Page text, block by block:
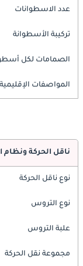
عدد الاسطوانات
تركيبة الأسطوانة
الصمامات لكل
المواصفات الإقليمية
ناقل الحركة ونظام
نوع ناقل الحركة
نوع التروس
علبة التروس
مجموعة نقل الحركة